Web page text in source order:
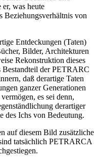
was heute
Beziehungsverhältnis von
Entdeckungen (Taten)
Bilder, Architekturen
Rekonstruktion dieses
Bestandteil der PETRARC
daß derartige Taten
ganzer Generationen
es sei denn,
derartiger
des Ichs von Bedeutung.
auf diesem Bild zusätzliche
tatsächlich PETRARCA